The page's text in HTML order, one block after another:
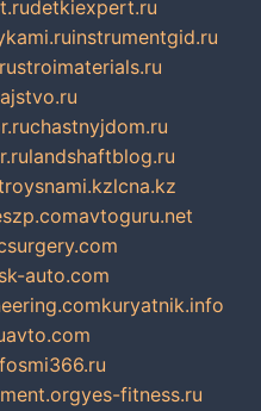
detkiexpert.ru
instrumentgid.ru
stroimaterials.ru
chastnyjdom.ru
landshaftblog.ru
lcna.kz
avtoguru.net
auto.com
kuryatnik.info
smi366.ru
yes-fitness.ru